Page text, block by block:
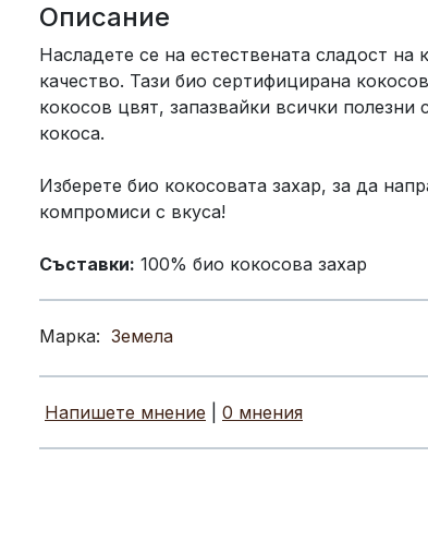
Описание
Насладете се на естествената сладост на
качество. Тази био сертифицирана
кокосов цвят, запазвайки всички полезни
кокоса.
Изберете био кокосовата захар, за да
компромиси с вкуса!
Съставки: 100% био кокосова захар
Марка: Земела
Напишете мнение 0 мнения